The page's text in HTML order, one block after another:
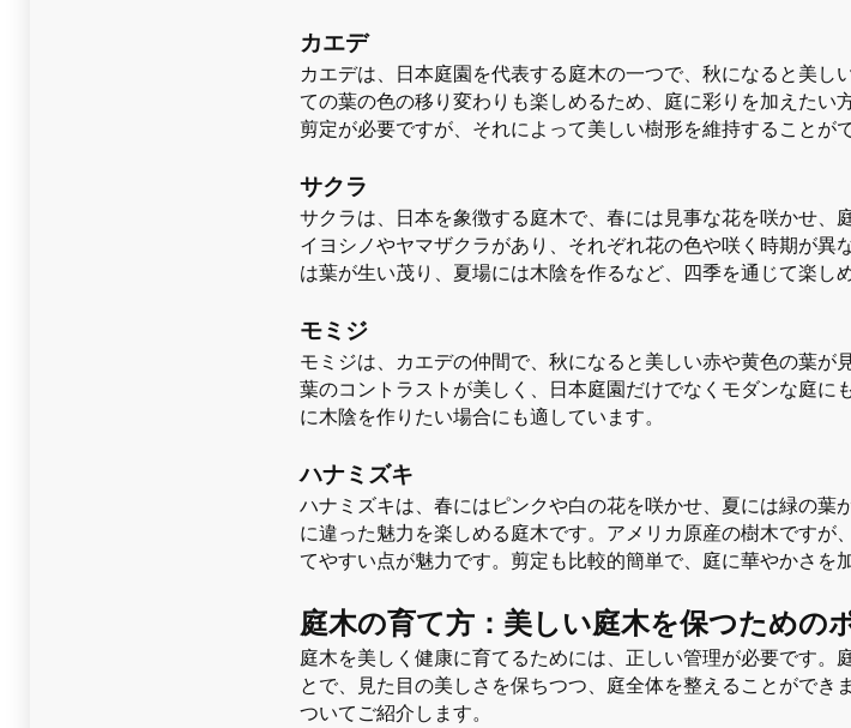
カエデ
カエデは、日本庭園を代表する庭木の一つで、秋になると美
ての葉の色の移り変わりも楽しめるため、庭に彩りを加えた
剪定が必要ですが、それによって美しい樹形を維持することがで
サクラ
サクラは、日本を象徴する庭木で、春には見事な花を咲かせ、
イヨシノやヤマザクラがあり、それぞれ花の色や咲く時期が
は葉が生い茂り、夏場には木陰を作るなど、四季を通じて楽し
モミジ
モミジは、カエデの仲間で、秋になると美しい赤や黄色の葉
葉のコントラストが美しく、日本庭園だけでなくモダンな庭
に木陰を作りたい場合にも適しています。
ハナミズキ
ハナミズキは、春にはピンクや白の花を咲かせ、夏には緑の葉
に違った魅力を楽しめる庭木です。アメリカ原産の樹木です
てやすい点が魅力です。剪定も比較的簡単で、庭に華やかさを
庭木の育て方：美しい庭木を保つための
庭木を美しく健康に育てるためには、正しい管理が必要です。
とで、見た目の美しさを保ちつつ、庭全体を整えることがで
ついてご紹介します。